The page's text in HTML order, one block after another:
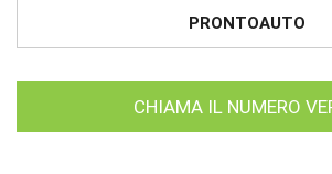
PRONTOAUTO
CHIAMA IL NUMERO